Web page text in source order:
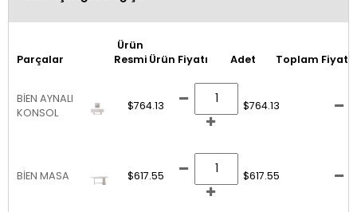
Parçalar
Ürün
Resmi Ürün Fiyatı Adet Toplam Fiyat
BİEN AYNALI
KONSOL
$764.13 $764.13
BİEN MASA $617.55 $617.55